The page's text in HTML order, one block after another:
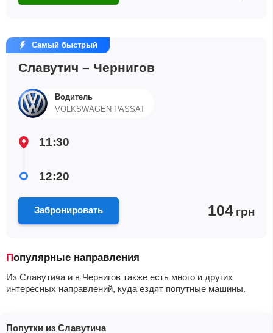
Самый быстрый
Славутич – Чернигов
Водитель
VOLKSWAGEN PASSAT
11:30
12:20
Забронировать 104 грн
Популярные направления
Из Славутича и в Чернигов также есть много и других
интересных направлений, куда ездят попутные машины.
Попутки из Славутича